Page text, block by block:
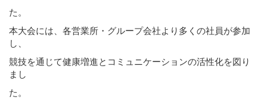
た。
本大会には、各営業所・グループ会社より多くの社員が参加
し、
競技を通じて健康増進とコミュニケーションの活性化を図り
まし
た。